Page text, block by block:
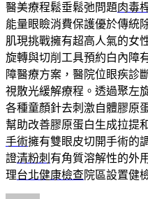
醫美療程鬆垂鬆弛問題肉毒
能量眼瞼消費保護優於傳統
肌現挑戰擁有超高人氣的女
旋轉與切削工具預約白內障
障醫療方案，醫院位眼疾診
視散光緩解療程。透過聚左
各種童顏針去刺激自體膠原
幫助改善膠原蛋白生成拉提
手術擁有雙眼皮切開手術的
證清粉刺 有角質溶解性的外
理台北健康檢查院區設置健